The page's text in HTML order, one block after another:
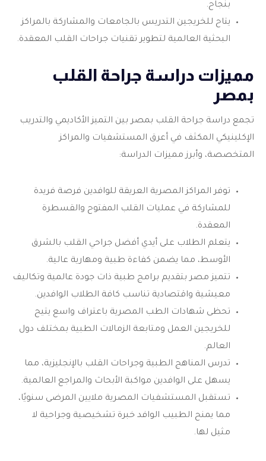
بنجاح.
يتاح للخريجين التدريس بالجامعات والمشاركة بالمراكز
البحثية العالمية لتطوير تقنيات جراحات القلب المعقدة.
مميزات دراسة جراحة القلب
بمصر
تجمع دراسة جراحة القلب بمصر بين التميز الأكاديمي والتدريب
الإكلينيكي المكثف في أعرق المستشفيات والمراكز
المتخصصة، وأبرز مميزات الدراسة:
توفر المراكز المصرية العريقة للوافدين فرصة فريدة
للمشاركة في عمليات القلب المفتوح والقسطرة
المعقدة.
يتعلم الطلاب على أيدي أفضل جراحي القلب بالشرق
الأوسط، مما يضمن كفاءة طبية ومهارية عالية.
تتميز مصر بتقديم برامج طبية ذات جودة عالمية وتكاليف
معيشية واقتصادية تناسب كافة الطلاب الوافدين.
تحظى شهادات الطب المصرية باعتراف واسع يتيح
للخريجين العمل ومتابعة الزمالات الطبية بمختلف دول
العالم.
تدرس المناهج الطبية وجراحات القلب بالإنجليزية، مما
يسهل على الوافدين مواكبة الأبحاث والمراجع العالمية.
تستقبل المستشفيات المصرية ملايين المرضى سنويًا،
مما يمنح الطبيب الوافد خبرة تشخيصية وجراحية لا
مثيل لها.